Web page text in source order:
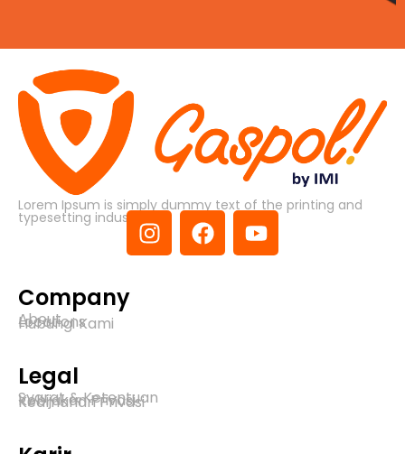
Lorem Ipsum is simply dummy text of the printing and
typesetting industry.
Company
About
Locations
Hubungi Kami
Legal
Syarat & Ketentuan
Kebijakan Privasi
Keamanan Privasi